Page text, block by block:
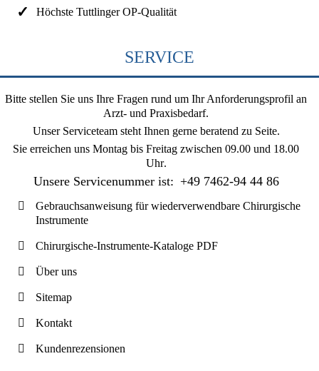
Höchste Tuttlinger OP-Qualität
SERVICE
Bitte stellen Sie uns Ihre Fragen rund um Ihr Anforderungsprofil an
Arzt- und Praxisbedarf.
Unser Serviceteam steht Ihnen gerne beratend zu Seite.
Sie erreichen uns Montag bis Freitag zwischen 09.00 und 18.00
Uhr.
Unsere Servicenummer ist: +49 7462-94 44 86
Gebrauchsanweisung für wiederverwendbare Chirurgische
Instrumente
Chirurgische-Instrumente-Kataloge PDF
Über uns
Sitemap
Kontakt
Kundenrezensionen